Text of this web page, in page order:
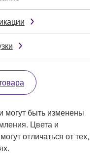
могут быть изменены
Цвета и
отличаться от тех,